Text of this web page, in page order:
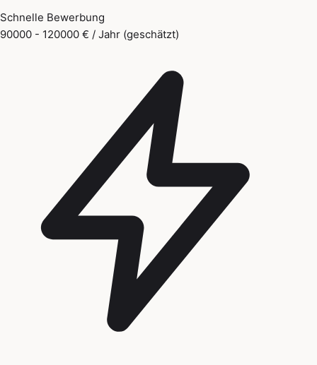
Schnelle Bewerbung
90000 - 120000 € / Jahr (geschätzt)